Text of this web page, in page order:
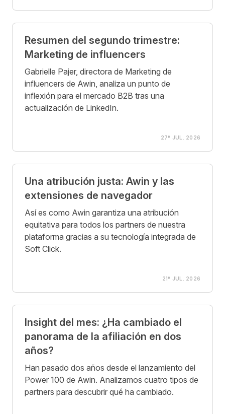
Resumen del segundo trimestre:
Marketing de influencers
Gabrielle Pajer, directora de Marketing de
influencers de Awin, analiza un punto de
inflexión para el mercado B2B tras una
actualización de LinkedIn.
27º JUL. 2026
Una atribución justa: Awin y las
extensiones de navegador
Así es como Awin garantiza una atribución
equitativa para todos los partners de nuestra
plataforma gracias a su tecnología integrada de
Soft Click.
21º JUL. 2026
Insight del mes: ¿Ha cambiado el
panorama de la afiliación en dos
años?
Han pasado dos años desde el lanzamiento del
Power 100 de Awin. Analizamos cuatro tipos de
partners para descubrir qué ha cambiado.